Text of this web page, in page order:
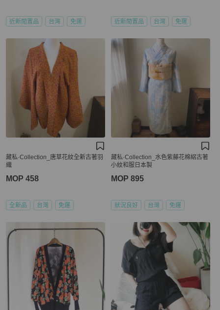
近新閒置品 台灣 免運 近新閒置品 台灣 免運
藏私·Collection_唐草花紋全新古著羽
織
MOP 458
全新品 台灣 免運
藏私·Collection_水色紫藤花棉絽古著
小紋和服日本製
MOP 895
狀況良好 台灣 免運